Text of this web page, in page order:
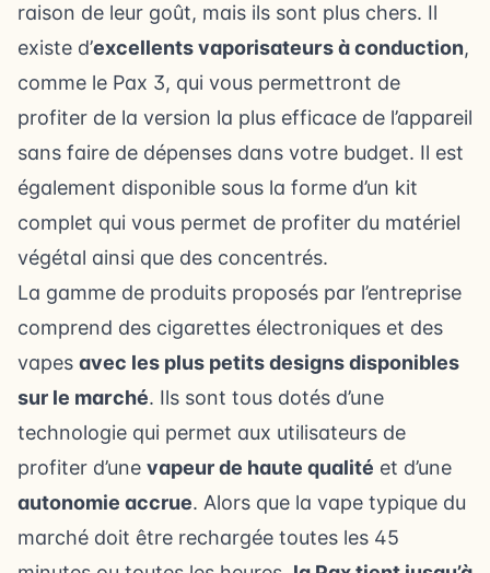
raison de leur goût, mais ils sont plus chers. Il
existe d’excellents vaporisateurs à conduction,
comme le Pax 3, qui vous permettront de
profiter de la version la plus efficace de l’appareil
sans faire de dépenses dans votre budget. Il est
également disponible sous la forme d’un kit
complet qui vous permet de profiter du matériel
végétal ainsi que des concentrés.
La gamme de produits proposés par l’entreprise
comprend des cigarettes électroniques et des
vapes avec les plus petits designs disponibles
sur le marché. Ils sont tous dotés d’une
technologie qui permet aux utilisateurs de
profiter d’une vapeur de haute qualité et d’une
autonomie accrue. Alors que la vape typique du
marché doit être rechargée toutes les 45